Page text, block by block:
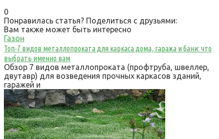
0
Понравилась статья? Поделиться с друзьями:
Вам также может быть интересно
Газон
Топ‑7 видов металлопроката для каркаса дома, гаража и бани: что
выбрать именно вам
Обзор 7 видов металлопроката (профтруба, швеллер,
двутавр) для возведения прочных каркасов зданий,
гаражей и